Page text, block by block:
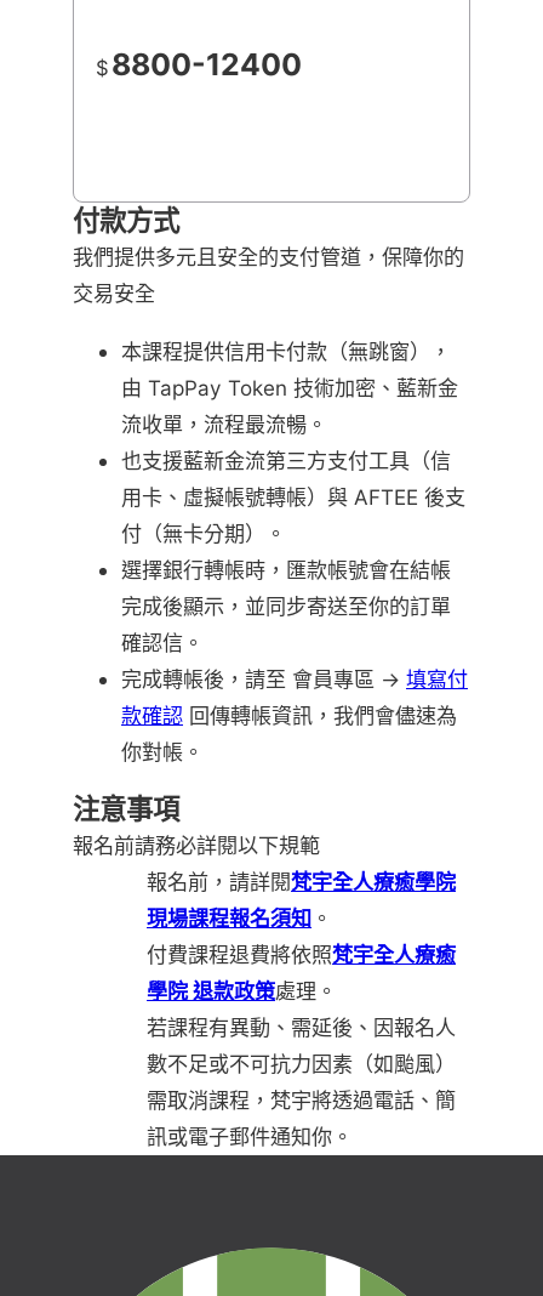
$ 8800-12400
付款方式
我們提供多元且安全的支付管道，保障你的
交易安全
本課程提供信用卡付款（無跳窗），
由 TapPay Token 技術加密、藍新金
流收單，流程最流暢。
也支援藍新金流第三方支付工具（信
用卡、虛擬帳號轉帳）與 AFTEE 後支
付（無卡分期）。
選擇銀行轉帳時，匯款帳號會在結帳
完成後顯示，並同步寄送至你的訂單
確認信。
完成轉帳後，請至 會員專區 → 填寫付
款確認 回傳轉帳資訊，我們會儘速為
你對帳。
注意事項
報名前請務必詳閱以下規範
報名前，請詳閱梵宇全人療癒學院
現場課程報名須知 。
付費課程退費將依照梵宇全人療癒
學院 退款政策處理。
若課程有異動、需延後、因報名人
數不足或不可抗力因素（如颱風）
需取消課程，梵宇將透過電話、簡
訊或電子郵件通知你。